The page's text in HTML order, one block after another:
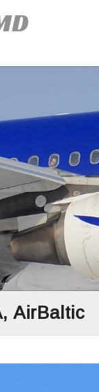
AirBaltic